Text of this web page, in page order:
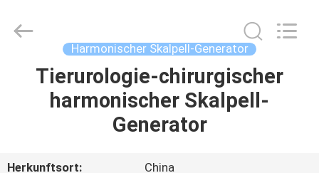
HAUS
ÜBER
LTD.
Harmonischer Skalpell-Generator
Tierurologie-chirurgischer
harmonischer Skalpell-
Generator
Herkunftsort:
China